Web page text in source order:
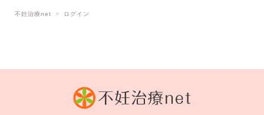
不妊治療net ログイン